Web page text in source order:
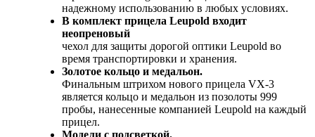
надежному использованию в любых условиях.
В комплект прицела Leupold входит
неопреновый
чехол для защиты дорогой оптики Leupold во
время транспортировки и хранения.
Золотое кольцо и медальон.
Финальным штрихом нового прицела VX-3
является кольцо и медальон из позолоты 999
пробы, нанесенные компанией Leupold на каждый
прицел.
Модели с подсветкой.